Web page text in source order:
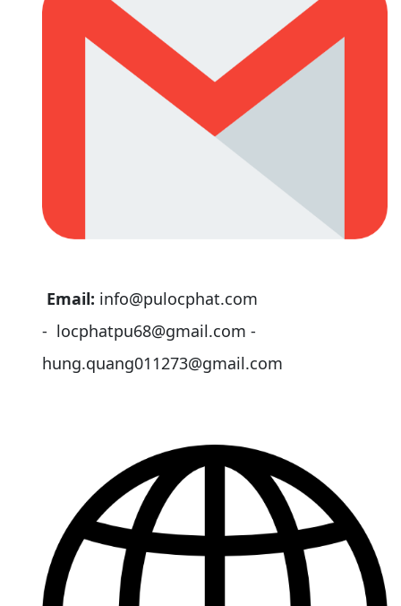
Email: info@pul​ocphat.com
- locphatpu68@gmail.com -
hung.quang011273@gmail.com​​​​​​